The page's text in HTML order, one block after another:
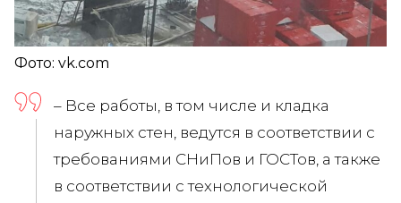
Фото: vk.com
– Все работы, в том числе и кладка
наружных стен, ведутся в соответствии с
требованиями СНиПов и ГОСТов, а также
в соответствии с технологической